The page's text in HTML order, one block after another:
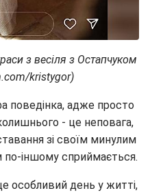
з весіля з Остапчуком
kristygor)
поведінка, адже просто
- це неповага,
зі своїм минулим
по-іншому сприймається.
особливий день у житті,